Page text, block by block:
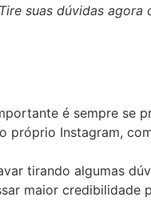
suas dúvidas agora
é sempre se
próprio Instagram,
tirando algumas
maior credibilidade